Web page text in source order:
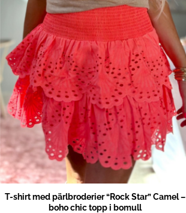
T-shirt med pärlbroderier “Rock Star” Camel –
boho chic topp i bomull